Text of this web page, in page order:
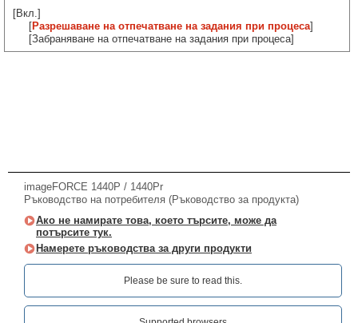
[Вкл.]
[Разрешаване на отпечатване на задания при процеса]
[Забраняване на отпечатване на задания при процеса]
imageFORCE 1440P / 1440Pr
Ръководство на потребителя (Ръководство за продукта)
Ако не намирате това, което търсите, може да
потърсите тук.
Намерете ръководства за други продукти
Please be sure to read this.‎